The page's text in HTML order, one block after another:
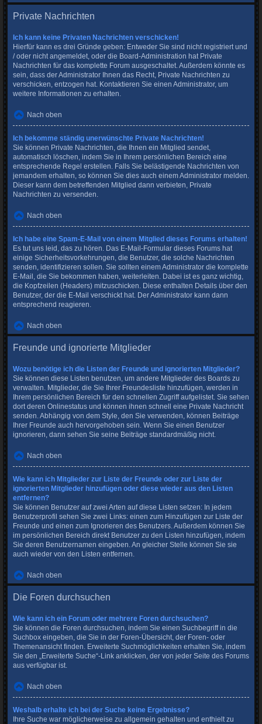
Private Nachrichten
Ich kann keine Privaten Nachrichten verschicken!
Hierfür kann es drei Gründe geben: Entweder Sie sind nicht registriert und
/ oder nicht angemeldet, oder die Board-Administration hat Private
Nachrichten für das komplette Forum ausgeschaltet. Außerdem könnte es
sein, dass der Administrator Ihnen das Recht, Private Nachrichten zu
verschicken, entzogen hat. Kontaktieren Sie einen Administrator, um
weitere Informationen zu erhalten.
Nach oben
Ich bekomme ständig unerwünschte Private Nachrichten!
Sie können Private Nachrichten, die Ihnen ein Mitglied sendet,
automatisch löschen, indem Sie in Ihrem persönlichen Bereich eine
entsprechende Regel erstellen. Falls Sie belästigende Nachrichten von
jemandem erhalten, so können Sie dies auch einem Administrator melden.
Dieser kann dem betreffenden Mitglied dann verbieten, Private
Nachrichten zu versenden.
Nach oben
Ich habe eine Spam-E-Mail von einem Mitglied dieses Forums erhalten!
Es tut uns leid, das zu hören. Das E-Mail-Formular dieses Forums hat
einige Sicherheitsvorkehrungen, die Benutzer, die solche Nachrichten
senden, identifizieren sollen. Sie sollten einem Administrator die komplette
E-Mail, die Sie bekommen haben, weiterleiten. Dabei ist es ganz wichtig,
die Kopfzeilen (Headers) mitzuschicken. Diese enthalten Details über den
Benutzer, der die E-Mail verschickt hat. Der Administrator kann dann
entsprechend reagieren.
Nach oben
Freunde und ignorierte Mitglieder
Wozu benötige ich die Listen der Freunde und ignorierten Mitglieder?
Sie können diese Listen benutzen, um andere Mitglieder des Boards zu
verwalten. Mitglieder, die Sie Ihrer Freundesliste hinzufügen, werden in
Ihrem persönlichen Bereich für den schnellen Zugriff aufgelistet. Sie sehen
dort deren Onlinestatus und können ihnen schnell eine Private Nachricht
senden. Abhängig von dem Style, den Sie verwenden, können Beiträge
Ihrer Freunde auch hervorgehoben sein. Wenn Sie einen Benutzer
ignorieren, dann sehen Sie seine Beiträge standardmäßig nicht.
Nach oben
Wie kann ich Mitglieder zur Liste der Freunde oder zur Liste der
ignorierten Mitglieder hinzufügen oder diese wieder aus den Listen
entfernen?
Sie können Benutzer auf zwei Arten auf diese Listen setzen: In jedem
Benutzerprofil sehen Sie zwei Links: einen zum Hinzufügen zur Liste der
Freunde und einen zum Ignorieren des Benutzers. Außerdem können Sie
im persönlichen Bereich direkt Benutzer zu den Listen hinzufügen, indem
Sie deren Benutzernamen eingeben. An gleicher Stelle können Sie sie
auch wieder von den Listen entfernen.
Nach oben
Die Foren durchsuchen
Wie kann ich ein Forum oder mehrere Foren durchsuchen?
Sie können die Foren durchsuchen, indem Sie einen Suchbegriff in die
Suchbox eingeben, die Sie in der Foren-Übersicht, der Foren- oder
Themenansicht finden. Erweiterte Suchmöglichkeiten erhalten Sie, indem
Sie den „Erweiterte Suche“-Link anklicken, der von jeder Seite des Forums
aus verfügbar ist.
Nach oben
Weshalb erhalte ich bei der Suche keine Ergebnisse?
Ihre Suche war möglicherweise zu allgemein gehalten und enthielt zu